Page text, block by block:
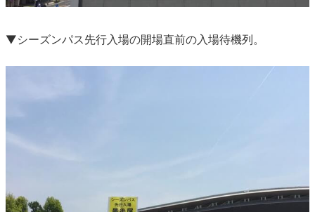
▼シーズンパス先行入場の開場直前の入場待機列。